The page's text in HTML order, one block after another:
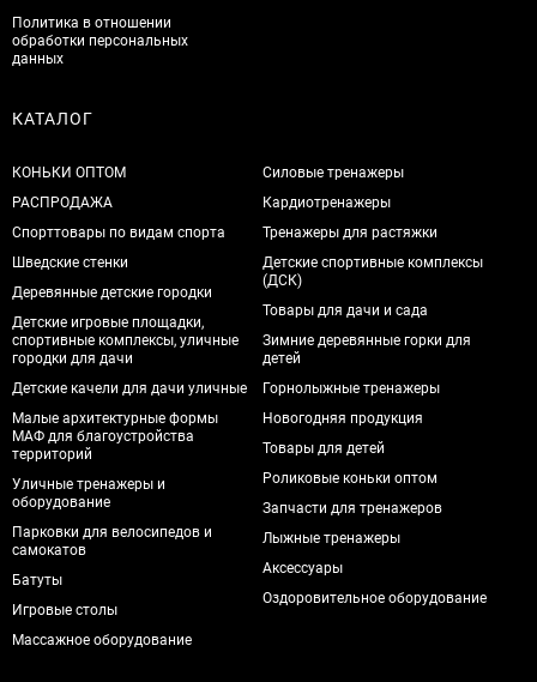
Политика в отношении
обработки персональных
данных
КАТАЛОГ
КОНЬКИ ОПТОМ
РАСПРОДАЖА
Спорттовары по видам спорта
Шведские стенки
Деревянные детские городки
Детские игровые площадки,
спортивные комплексы, уличные
городки для дачи
Детские качели для дачи уличные
Малые архитектурные формы
МАФ для благоустройства
территорий
Уличные тренажеры и
оборудование
Парковки для велосипедов и
самокатов
Батуты
Игровые столы
Массажное оборудование
Силовые тренажеры
Кардиотренажеры
Тренажеры для растяжки
Детские спортивные комплексы
(ДСК)
Товары для дачи и сада
Зимние деревянные горки для
детей
Горнолыжные тренажеры
Новогодняя продукция
Товары для детей
Роликовые коньки оптом
Запчасти для тренажеров
Лыжные тренажеры
Аксессуары
Оздоровительное оборудование